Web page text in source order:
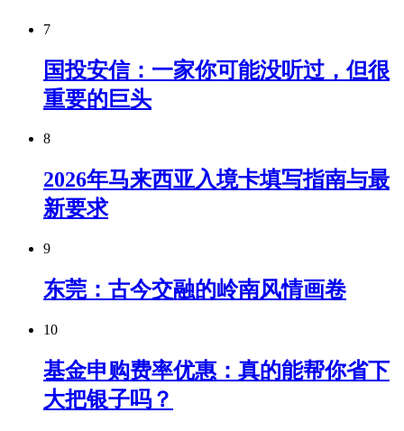
7
国投安信：一家你可能没听过，但很
重要的巨头
8
2026年马来西亚入境卡填写指南与最
新要求
9
东莞：古今交融的岭南风情画卷
10
基金申购费率优惠：真的能帮你省下
大把银子吗？